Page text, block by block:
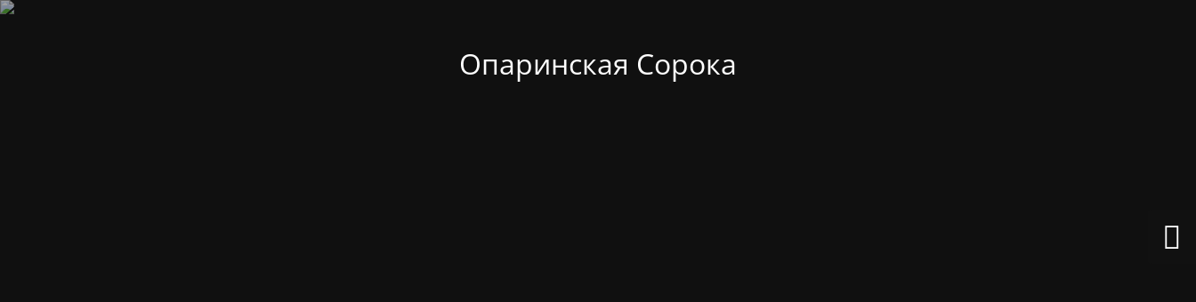
Опаринская Сорока